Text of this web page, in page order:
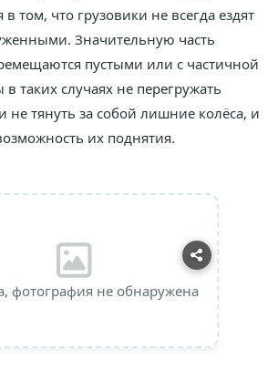
том, что грузовики не всегда ездят
Значительную часть
пустыми или с частичной
в таких случаях не перегружать
тянуть за собой лишние колёса, и
их поднятия.
фотография не обнаружена